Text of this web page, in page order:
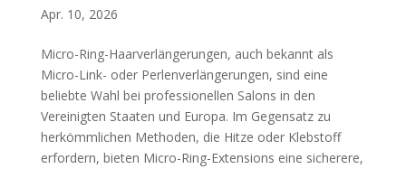
Apr. 10, 2026
Micro-Ring-Haarverlängerungen, auch bekannt als
Micro-Link- oder Perlenverlängerungen, sind eine
beliebte Wahl bei professionellen Salons in den
Vereinigten Staaten und Europa. Im Gegensatz zu
herkömmlichen Methoden, die Hitze oder Klebstoff
erfordern, bieten Micro-Ring-Extensions eine sicherere,